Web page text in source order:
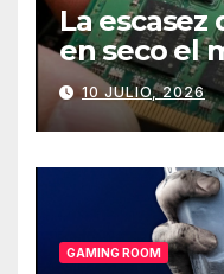
La
en seco el
de PCs
10 JULIO, 2026
GAMING ROOM